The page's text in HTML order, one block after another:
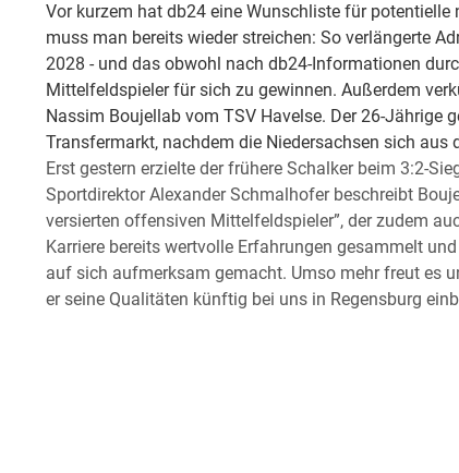
Vor kurzem hat db24 eine Wunschliste für
muss man bereits wieder streichen: So verlängerte
2028 - und das obwohl nach db24-Informationen
Mittelfeldspieler für sich zu gewinnen. Außerdem
Nassim Boujellab vom TSV Havelse. Der 26-Jährige
Transfermarkt, nachdem die Niedersachsen sich aus
Erst gestern erzielte der frühere Schalker beim 3:2-
Sportdirektor Alexander Schmalhofer beschreibt
versierten offensiven Mittelfeldspieler”, der zudem
Karriere bereits wertvolle Erfahrungen gesammelt
auf sich aufmerksam gemacht. Umso mehr freut es
er seine Qualitäten künftig bei uns in Regensburg